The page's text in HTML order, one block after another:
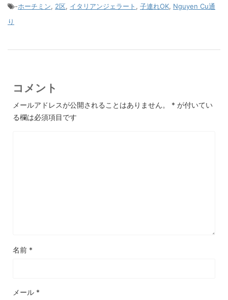
-ホーチミン, 2区, イタリアンジェラート , 子連れOK, Nguyen Cu通
り
コメント
メールアドレスが公開されることはありません。 * が付いてい
る欄は必須項目です
名前 *
メール *